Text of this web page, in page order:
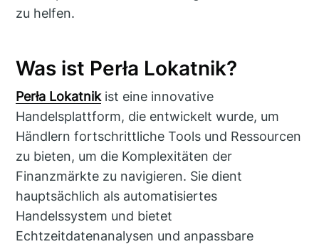
zu helfen.
Was ist Perła Lokatnik?
Perła Lokatnikist eine innovative
Handelsplattform, die entwickelt wurde, um
Händlern fortschrittliche Tools und Ressourcen
zu bieten, um die Komplexitäten der
Finanzmärkte zu navigieren. Sie dient
hauptsächlich als automatisiertes
Handelssystem und bietet
Echtzeitdatenanalysen und anpassbare